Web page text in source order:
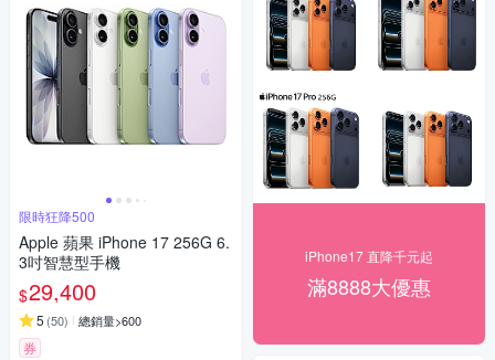
限時狂降500
Apple 蘋果 iPhone 17 256G 6.
3吋智慧型手機
$29,400
5 (50) 總銷量>600
券
iPhone17 直降千元起
滿8888大優惠